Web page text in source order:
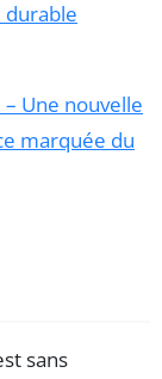
durable
– Une nouvelle
marquée du
sans